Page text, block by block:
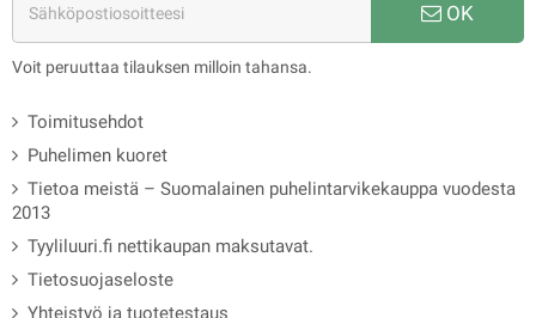
OK
Voit peruuttaa tilauksen milloin tahansa.
Toimitusehdot
Puhelimen kuoret
Tietoa meistä – Suomalainen puhelintarvikekauppa vuodesta
2013
Tyyliluuri.fi nettikaupan maksutavat.
Tietosuojaseloste
Yhteistyö ja tuotetestaus